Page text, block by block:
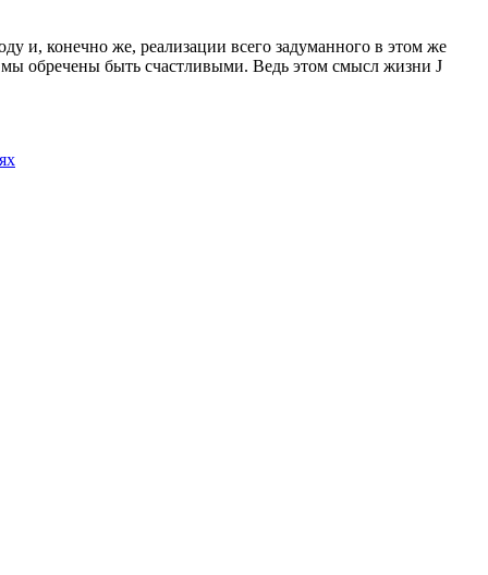
и, конечно же, реализации всего задуманного в этом же
обречены быть счастливыми. Ведь этом смысл жизни J